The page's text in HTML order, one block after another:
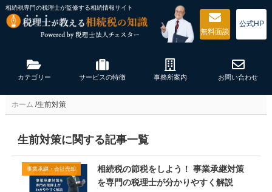
相続税専門の税理士が監修する相続情報サイト
無料面談
公式HP
カテゴリー サービスの特徴 事務所案内 お問い合わせ
ホーム /生前対策
生前対策に関する記事一覧
事業承継・会社売却
相続税の節税をしよう！ 事業承継対策
を専門の税理士が分かりやすく解説